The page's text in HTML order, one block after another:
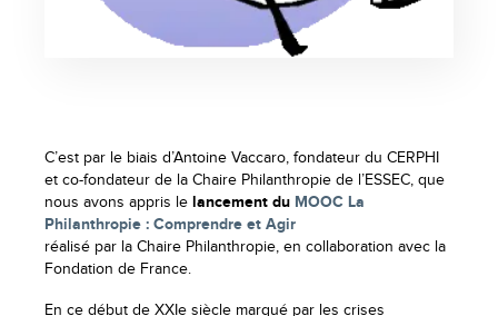
C’est par le biais d’Antoine Vaccaro, fondateur du CERPHI
et co-fondateur de la Chaire Philanthropie de l’ESSEC, que
nous avons appris le lancement du MOOC La
Philanthropie : Comprendre et Agir
réalisé par la Chaire Philanthropie, en collaboration avec la
Fondation de France.
En ce début de XXIe siècle marqué par les crises